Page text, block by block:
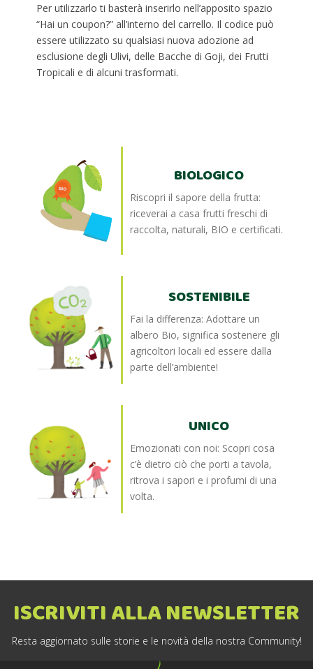
Per utilizzarlo ti basterà inserirlo nell’apposito spazio
“Hai un coupon?” all’interno del carrello. Il codice può
essere utilizzato su qualsiasi nuova adozione ad
esclusione degli Ulivi, delle Bacche di Goji, dei Frutti
Tropicali e di alcuni trasformati.
BIOLOGICO
Riscopri il sapore della frutta:
riceverai a casa frutti freschi di
raccolta, naturali, BIO e certificati.
SOSTENIBILE
Fai la differenza: Adottare un
albero Bio, significa sostenere gli
agricoltori locali ed essere dalla
parte dell’ambiente!
UNICO
Emozionati con noi: Scopri cosa
c’è dietro ciò che porti a tavola,
ritrova i sapori e i profumi di una
volta.
ISCRIVITI ALLA NEWSLETTER
Resta aggiornato sulle storie e le novità della nostra Community!